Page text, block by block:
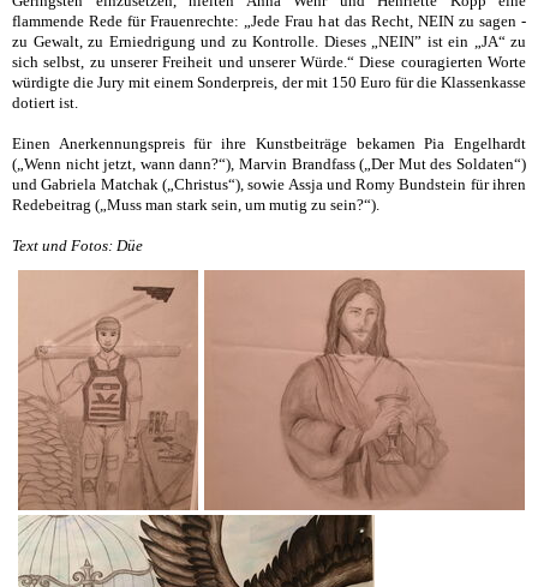
flammende Rede für Frauenrechte: „Jede Frau hat das Recht, NEIN zu sagen -
zu Gewalt, zu Erniedrigung und zu Kontrolle. Dieses „NEIN” ist ein „JA“ zu
sich selbst, zu unserer Freiheit und unserer Würde.“ Diese couragierten Worte
würdigte die Jury mit einem Sonderpreis, der mit 150 Euro für die Klassenkasse
dotiert ist.
Einen Anerkennungspreis für ihre Kunstbeiträge bekamen Pia Engelhardt
(„Wenn nicht jetzt, wann dann?“), Marvin Brandfass („Der Mut des Soldaten“)
und Gabriela Matchak („Christus“), sowie Assja und Romy Bundstein für ihren
Redebeitrag („Muss man stark sein, um mutig zu sein?“).
Text und Fotos: Düe